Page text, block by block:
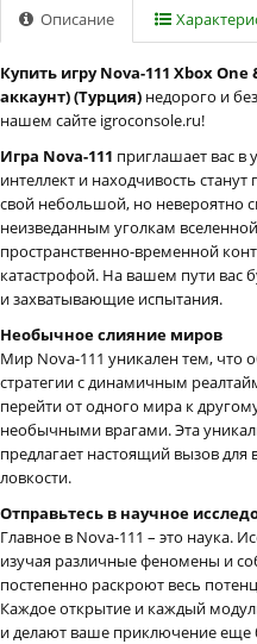
Описание
Купить игру Nova-111 Xbox
аккаунт) (Турция) недорого и
нашем сайте igroconsole.ru!
Игра Nova-111 приглашает вас в
интеллект и находчивость
свой небольшой, но невероятно
неизведанным уголкам
пространственно-временной
катастрофой. На вашем пути вас
и захватывающие испытания.
Необычное слияние миров
Мир Nova-111 уникален тем, что
стратегии с динамичным
перейти от одного мира к
необычными врагами. Эта
предлагает настоящий вызов
ловкости.
Отправьтесь в научное
Главное в Nova-111 – это наука.
изучая различные феномены и
постепенно раскроют весь
Каждое открытие и каждый
и делают ваше приключение